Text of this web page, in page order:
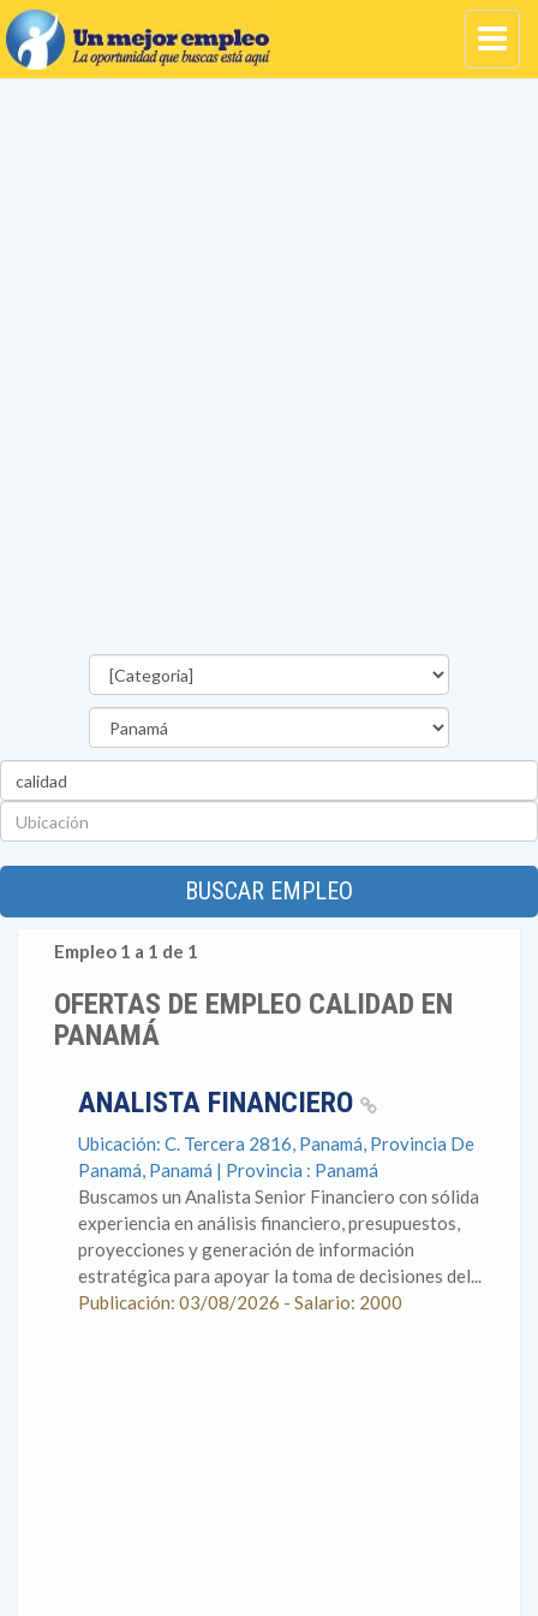
BUSCAR EMPLEO
Empleo 1 a 1 de 1
OFERTAS DE EMPLEO CALIDAD EN
PANAMÁ
ANALISTA FINANCIERO
Ubicación: C. Tercera 2816, Panamá, Provincia De
Panamá, Panamá | Provincia : Panamá
Buscamos un Analista Senior Financiero con sólida
experiencia en análisis financiero, presupuestos,
proyecciones y generación de información
estratégica para apoyar la toma de decisiones del...
Publicación: 03/08/2026 - Salario: 2000